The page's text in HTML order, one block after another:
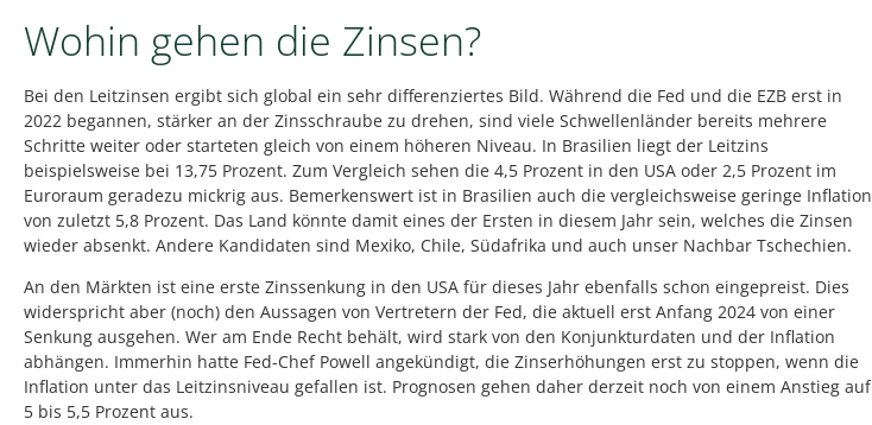
Wohin gehen die Zinsen?
Bei den Leitzinsen ergibt sich global ein sehr differenziertes Bild. Während die Fed und die EZB erst in
2022 begannen, stärker an der Zinsschraube zu drehen, sind viele Schwellenländer bereits mehrere
Schritte weiter oder starteten gleich von einem höheren Niveau. In Brasilien liegt der Leitzins
beispielsweise bei 13,75 Prozent. Zum Vergleich sehen die 4,5 Prozent in den USA oder 2,5 Prozent im
Euroraum geradezu mickrig aus. Bemerkenswert ist in Brasilien auch die vergleichsweise geringe Inflation
von zuletzt 5,8 Prozent. Das Land könnte damit eines der Ersten in diesem Jahr sein, welches die Zinsen
wieder absenkt. Andere Kandidaten sind Mexiko, Chile, Südafrika und auch unser Nachbar Tschechien.
An den Märkten ist eine erste Zinssenkung in den USA für dieses Jahr ebenfalls schon eingepreist. Dies
widerspricht aber (noch) den Aussagen von Vertretern der Fed, die aktuell erst Anfang 2024 von einer
Senkung ausgehen. Wer am Ende Recht behält, wird stark von den Konjunkturdaten und der Inflation
abhängen. Immerhin hatte Fed-Chef Powell angekündigt, die Zinserhöhungen erst zu stoppen, wenn die
Inflation unter das Leitzinsniveau gefallen ist. Prognosen gehen daher derzeit noch von einem Anstieg auf
5 bis 5,5 Prozent aus.